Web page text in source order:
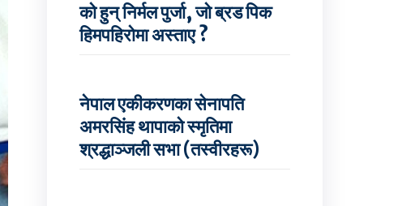
को हुन् निर्मल पुर्जा, जो ब्रड पिक
हिमपहिरोमा अस्ताए ?
नेपाल एकीकरणका सेनापति
अमरसिंह थापाको स्मृतिमा
श्रद्धाञ्जली सभा (तस्वीरहरू)